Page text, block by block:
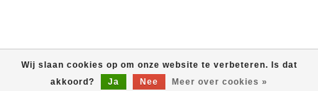
Wij slaan cookies op om onze website te verbeteren. Is dat
akkoord?
Ja Nee Meer over cookies »